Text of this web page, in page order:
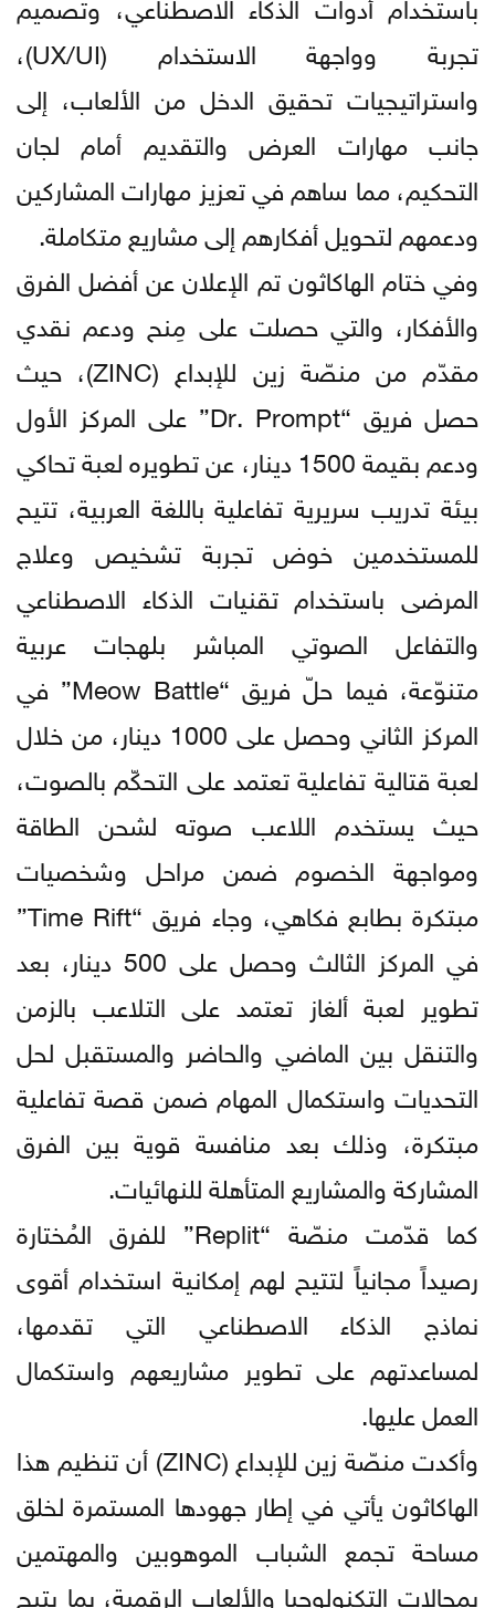
تجربة وواجهة الاستخدام (UX/UI)،
واستراتيجيات تحقيق الدخل من الألعاب، إلى
جانب مهارات العرض والتقديم أمام لجان
التحكيم، مما ساهم في تعزيز مهارات المشاركين
ودعمهم لتحويل أفكارهم إلى مشاريع متكاملة.
وفي ختام الهاكاثون تم الإعلان عن أفضل الفرق
والأفكار، والتي حصلت على مِنح ودعم نقدي
مقدّم من منصّة زين للإبداع (ZINC)، حيث
حصل فريق “Dr. Prompt” على المركز الأول
ودعم بقيمة 1500 دينار، عن تطويره لعبة تحاكي
بيئة تدريب سريرية تفاعلية باللغة العربية، تتيح
للمستخدمين خوض تجربة تشخيص وعلاج
المرضى باستخدام تقنيات الذكاء الاصطناعي
والتفاعل الصوتي المباشر بلهجات عربية
متنوّعة، فيما حلّ فريق “Meow Battle” في
المركز الثاني وحصل على 1000 دينار، من خلال
لعبة قتالية تفاعلية تعتمد على التحكّم بالصوت،
حيث يستخدم اللاعب صوته لشحن الطاقة
ومواجهة الخصوم ضمن مراحل وشخصيات
مبتكرة بطابع فكاهي، وجاء فريق “Time Rift”
في المركز الثالث وحصل على 500 دينار، بعد
تطوير لعبة ألغاز تعتمد على التلاعب بالزمن
والتنقل بين الماضي والحاضر والمستقبل لحل
التحديات واستكمال المهام ضمن قصة تفاعلية
مبتكرة، وذلك بعد منافسة قوية بين الفرق
المشاركة والمشاريع المتأهلة للنهائيات.
كما قدّمت منصّة “Replit” للفرق المُختارة
رصيداً مجانياً لتتيح لهم إمكانية استخدام أقوى
نماذج الذكاء الاصطناعي التي تقدمها،
لمساعدتهم على تطوير مشاريعهم واستكمال
العمل عليها.
وأكدت منصّة زين للإبداع (ZINC) أن تنظيم هذا
الهاكاثون يأتي في إطار جهودها المستمرة لخلق
مساحة تجمع الشباب الموهوبين والمهتمين
بمجالات التكنولوجيا والألعاب الرقمية، بما يتيح